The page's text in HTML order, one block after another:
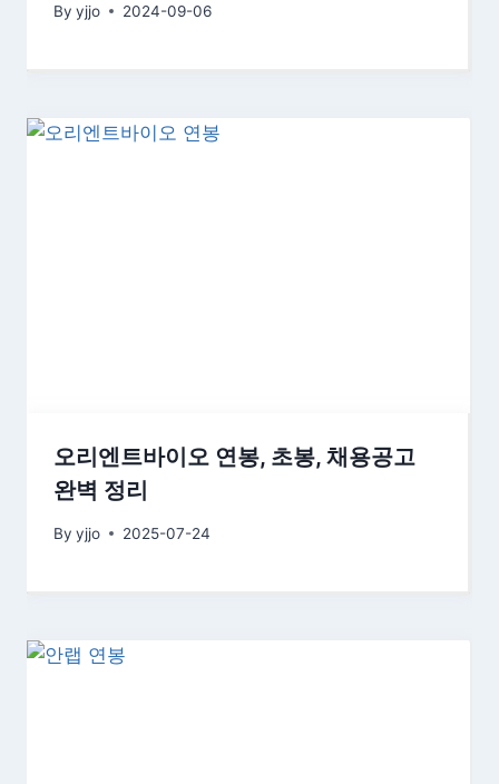
By yjjo 2024-09-06
오리엔트바이오 연봉, 초봉, 채용공고
완벽 정리
By yjjo 2025-07-24